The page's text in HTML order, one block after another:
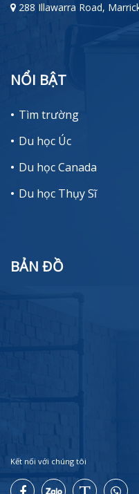
288 Illawarra Road,
NỔI BẬT
Tìm trường
Du học Úc
Du học Canada
Du học Thụy Sĩ
BẢN ĐỒ
Kết nối với chúng tôi